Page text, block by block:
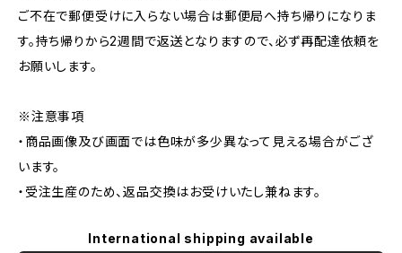
ご不在で郵便受けに入らない場合は郵便局へ持ち帰りになりま
す。持ち帰りから2週間で返送となりますので、必ず再配達依頼を
お願いします。
※注意事項
・商品画像及び画面では色味が多少異なって見える場合がござ
います。
・受注生産のため、返品交換はお受けいたし兼ねます。
International shipping available